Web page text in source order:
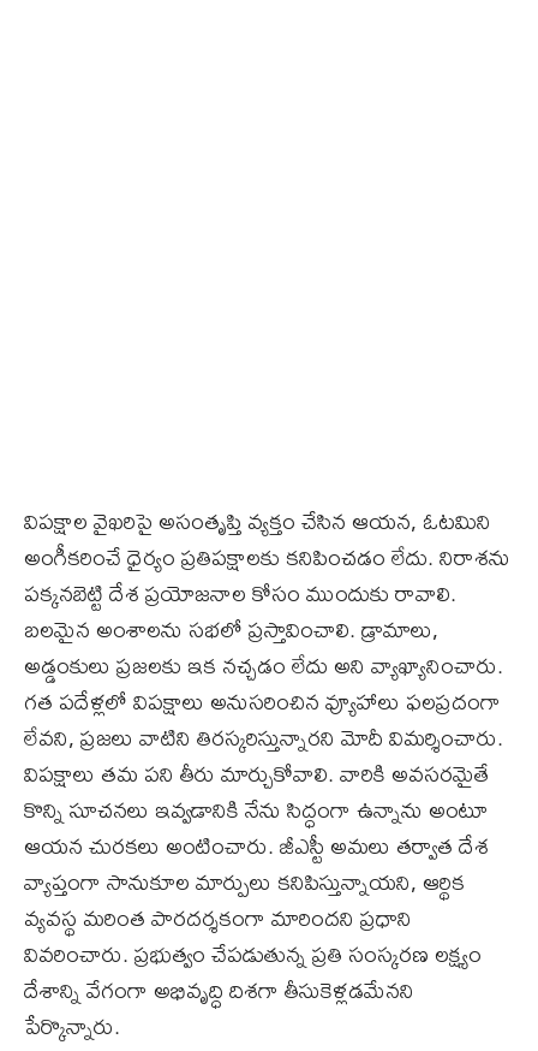
విపక్షాల వైఖరిపై అసంతృప్తి వ్యక్తం చేసిన ఆయన, ఓటమిని
అంగీకరించే ధైర్యం ప్రతిపక్షాలకు కనిపించడం లేదు. నిరాశను
పక్కనబెట్టి దేశ ప్రయోజనాల కోసం ముందుకు రావాలి.
బలమైన అంశాలను సభలో ప్రస్తావించాలి. డ్రామాలు,
అడ్డంకులు ప్రజలకు ఇక నచ్చడం లేదు అని వ్యాఖ్యానించారు.
గత పదేళ్లలో విపక్షాలు అనుసరించిన వ్యూహాలు ఫలప్రదంగా
లేవని, ప్రజలు వాటిని తిరస్కరిస్తున్నారని మోదీ విమర్శించారు.
విపక్షాలు తమ పని తీరు మార్చుకోవాలి. వారికి అవసరమైతే
కొన్ని సూచనలు ఇవ్వడానికి నేను సిద్ధంగా ఉన్నాను అంటూ
ఆయన చురకలు అంటించారు. జీఎస్టీ అమలు తర్వాత దేశ
వ్యాప్తంగా సానుకూల మార్పులు కనిపిస్తున్నాయని, ఆర్థిక
వ్యవస్థ మరింత పారదర్శకంగా మారిందని ప్రధాని
వివరించారు. ప్రభుత్వం చేపడుతున్న ప్రతి సంస్కరణ లక్ష్యం
దేశాన్ని వేగంగా అభివృద్ధి దిశగా తీసుకెళ్లడమేనని
పేర్కొన్నారు.